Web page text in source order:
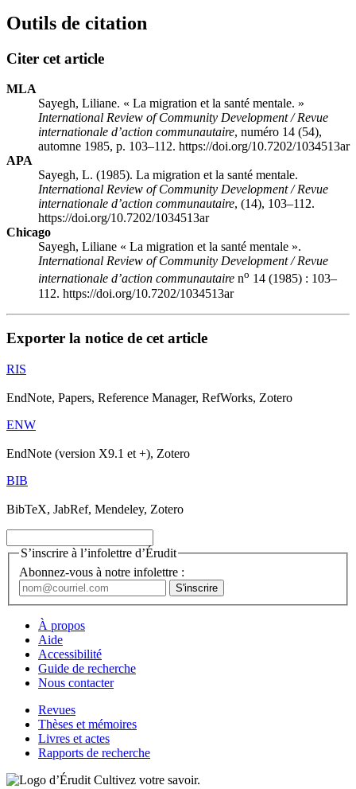
Outils de citation
Citer cet article
MLA
Sayegh, Liliane. « La migration et la santé mentale. »
International Review of Community Development / Revue
internationale d’action communautaire, numéro 14 (54),
automne 1985, p. 103–112. https://doi.org/10.7202/1034513ar
APA
Sayegh, L. (1985). La migration et la santé mentale.
International Review of Community Development / Revue
internationale d’action communautaire, (14), 103–112.
https://doi.org/10.7202/1034513ar
Chicago
Sayegh, Liliane « La migration et la santé mentale ».
International Review of Community Development / Revue
internationale d’action communautaire no 14 (1985) : 103–
112. https://doi.org/10.7202/1034513ar
Exporter la notice de cet article
RIS
EndNote, Papers, Reference Manager, RefWorks, Zotero
ENW
EndNote (version X9.1 et +), Zotero
BIB
BibTeX, JabRef, Mendeley, Zotero
S’inscrire à l’infolettre d’Érudit
Abonnez-vous à notre infolettre :
À propos
Aide
Accessibilité
Guide de recherche
Nous contacter
Revues
Thèses et mémoires
Livres et actes
Rapports de recherche
Cultivez votre savoir.